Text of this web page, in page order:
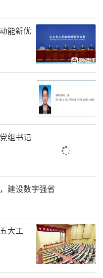
能新优
组书记
建设数字强省
大工